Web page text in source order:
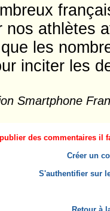
nos athlètes
les
inciter les
Smartphone
des commentaires il
Créer un
S'authentifier sur